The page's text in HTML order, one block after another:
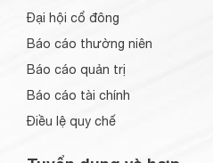
Đại hội cổ đông
Báo cáo thường niên
Báo cáo quản trị
Báo cáo tài chính
Điều lệ quy chế